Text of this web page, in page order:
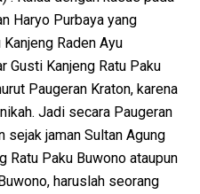
Haryo Purbaya yang
Raden Ayu
Gusti Kanjeng Ratu Paku
Paugeran Kraton, karena
Jadi secara Paugeran
sejak jaman Sultan Agung
Ratu Paku Buwono ataupun
haruslah seorang